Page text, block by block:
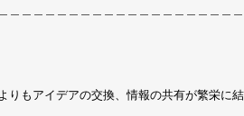
りもアイデアの交換、情報の共有が繁栄に